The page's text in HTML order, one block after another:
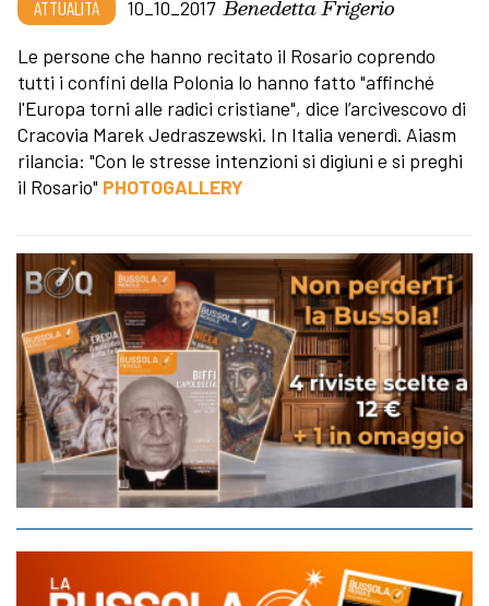
ATTUALITÀ 10_10_2017 Benedetta Frigerio
Le persone che hanno recitato il Rosario coprendo
tutti i confini della Polonia lo hanno fatto "affinché
l'Europa torni alle radici cristiane", dice l’arcivescovo di
Cracovia Marek Jedraszewski. In Italia venerdì. Aiasm
rilancia: "Con le stresse intenzioni si digiuni e si preghi
il Rosario" PHOTOGALLERY